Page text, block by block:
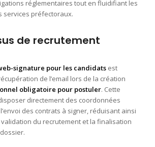
réglementaires tout en fluidifiant les
services préfectoraux.
de recrutement
signature pour les candidatsest
de l’email lors de la création
obligatoire pour postuler. Cette
directement des coordonnées
des contrats à signer, réduisant ainsi
du recrutement et la finalisation